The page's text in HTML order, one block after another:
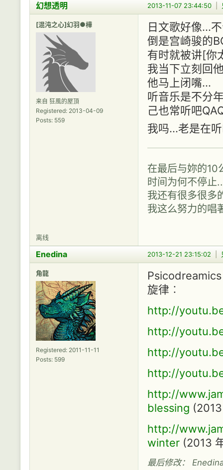
2013-11-07 23:44:50
幻想透明
[混沌之心]幻羽●樺
来自 狂風的屋頂
Registered: 2013-04-09
Posts: 559
日文歌好像...
倒是宫崎骏的
有时就被讲[你
我当下立刻回
他马上闭嘴...
听音乐是不分
己也常听吧
我吗...老是在
在最后与妳的10
时间为何不停止
我还有很多很多
我这么努力的唱
离线
2013-12-21 23:15:02
Enedina
角龍
Registered: 2011-11-11
Posts: 599
旋律︰
http://
http://
http://
http://
http://
blessing
http://
winter (2013
最后修改：